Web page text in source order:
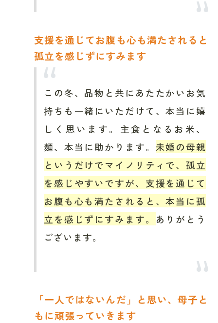
支援を通じてお腹も心も満たされると
孤立を感じずにすみます
この冬、品物と共にあたたかいお気
持ちも一緒にいただけて、本当に嬉
しく思います。主食となるお米、
麺、本当に助かります。 未婚の母親
というだけでマイノリティで、孤立
を感じやすいですが、支援を通じて
お腹も心も満たされると、本当に孤
立を感じずにすみます。 ありがとう
ございます。
「一人ではないんだ」と思い、母子と
もに頑張っていきます